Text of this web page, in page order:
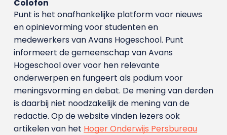
Colofon
Punt is het onafhankelijke platform voor nieuws
en opinievorming voor studenten en
medewerkers van Avans Hoge­school. Punt
informeert de gemeenschap van Avans
Hogeschool over voor hen relevante
onderwerpen en fungeert als podium voor
meningsvorming en debat. De mening van derden
is daarbij niet noodzakelijk de mening van de
redactie. Op de website vinden lezers ook
artikelen van het Hoger Onderwijs Persbureau